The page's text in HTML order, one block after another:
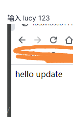
输入 lucy 123